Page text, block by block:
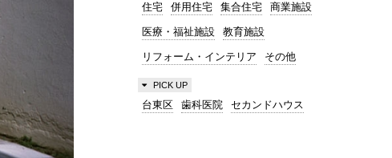
住宅 併用住宅 集合住宅 商業施設
医療・福祉施設 教育施設
リフォーム・インテリア その他
PICK UP
台東区 歯科医院 セカンドハウス